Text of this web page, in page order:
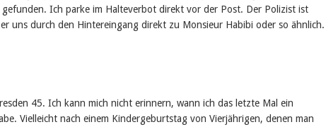
gefunden. Ich parke im Halteverbot direkt vor der Post. Der Polizist ist
uns durch den Hintereingang direkt zu Monsieur Habibi oder so ähnlich.
45. Ich kann mich nicht erinnern, wann ich das letzte Mal ein
Vielleicht nach einem Kindergeburtstag von Vierjährigen, denen man